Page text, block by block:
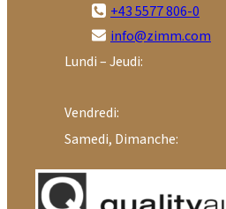
+43 5577 806-0
info@zimm.com
Lundi – Jeudi:
Vendredi:
Samedi, Dimanche: